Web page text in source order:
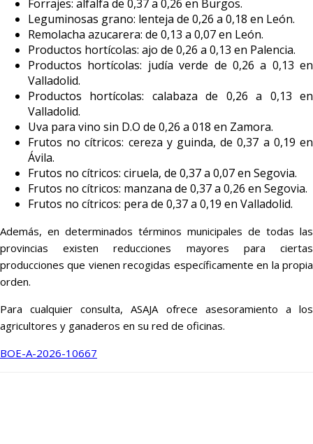
Forrajes: alfalfa de 0,37 a 0,26 en Burgos.
Leguminosas grano: lenteja de 0,26 a 0,18 en León.
Remolacha azucarera: de 0,13 a 0,07 en León.
Productos hortícolas: ajo de 0,26 a 0,13 en Palencia.
Productos hortícolas: judía verde de 0,26 a 0,13 en
Valladolid.
Productos hortícolas: calabaza de 0,26 a 0,13 en
Valladolid.
Uva para vino sin D.O de 0,26 a 018 en Zamora.
Frutos no cítricos: cereza y guinda, de 0,37 a 0,19 en
Ávila.
Frutos no cítricos: ciruela, de 0,37 a 0,07 en Segovia.
Frutos no cítricos: manzana de 0,37 a 0,26 en Segovia.
Frutos no cítricos: pera de 0,37 a 0,19 en Valladolid.
Además, en determinados términos municipales de todas las
provincias existen reducciones mayores para ciertas
producciones que vienen recogidas específicamente en la propia
orden.
Para cualquier consulta, ASAJA ofrece asesoramiento a los
agricultores y ganaderos en su red de oficinas.
BOE-A-2026-10667